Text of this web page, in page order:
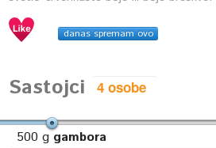
danas spremam ovo
Sastojci
500 g gambora